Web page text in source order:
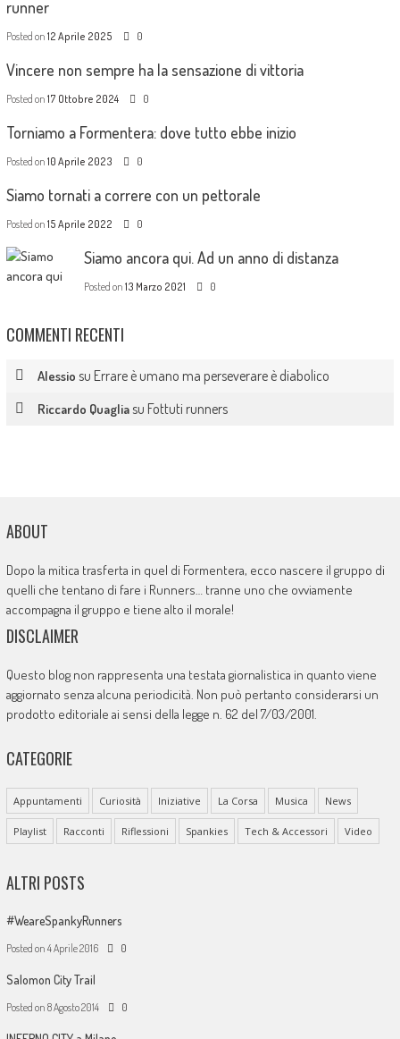
runner
Posted on 12 Aprile 2025 0
Vincere non sempre ha la sensazione di vittoria
Posted on 17 Ottobre 2024 0
Torniamo a Formentera: dove tutto ebbe inizio
Posted on 10 Aprile 2023 0
Siamo tornati a correre con un pettorale
Posted on 15 Aprile 2022 0
Siamo ancora qui. Ad un anno di distanza
Posted on 13 Marzo 2021 0
COMMENTI RECENTI
Alessio su Errare è umano ma perseverare è diabolico
Riccardo Quagliasu Fottuti runners
ABOUT
Dopo la mitica trasferta in quel di Formentera, ecco nascere il gruppo di
quelli che tentano di fare i Runners… tranne uno che ovviamente
accompagna il gruppo e tiene alto il morale!
DISCLAIMER
Questo blog non rappresenta una testata giornalistica in quanto viene
aggiornato senza alcuna periodicità. Non può pertanto considerarsi un
prodotto editoriale ai sensi della legge n. 62 del 7/03/2001.
CATEGORIE
Appuntamenti Curiosità Iniziative La Corsa Musica News
Playlist Racconti Riflessioni Spankies Tech & Accessori Video
ALTRI POSTS
#WeareSpankyRunners
Posted on 4 Aprile 2016 0
Salomon City Trail
Posted on 8 Agosto 2014 0